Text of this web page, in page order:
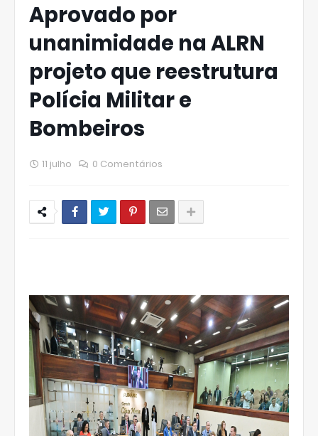
Aprovado por
unanimidade na ALRN
projeto que reestrutura
Polícia Militar e
Bombeiros
11 julho 0 Comentários